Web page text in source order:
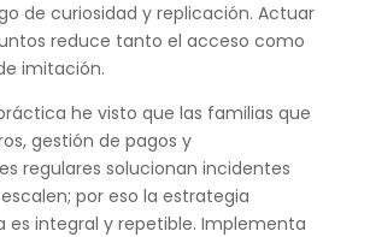
de curiosidad y replicación. Actuar
reduce tanto el acceso como
imitación.
he visto que las familias que
gestión de pagos y
regulares solucionan incidentes
por eso la estrategia
es integral y repetible. Implementa